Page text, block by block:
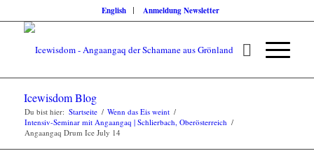
English Anmeldung Newsletter
Icewisdom Blog
Du bist hier: Startseite / Wenn das Eis weint /
Intensiv-Seminar mit Angaangaq | Schlierbach, Oberösterreich /
Angaangaq Drum Ice July 14